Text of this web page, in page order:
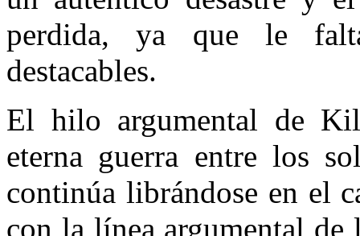
perdida, ya que le
destacables.
El hilo argumental de
eterna guerra entre los
continúa librándose en el
con la línea argumental